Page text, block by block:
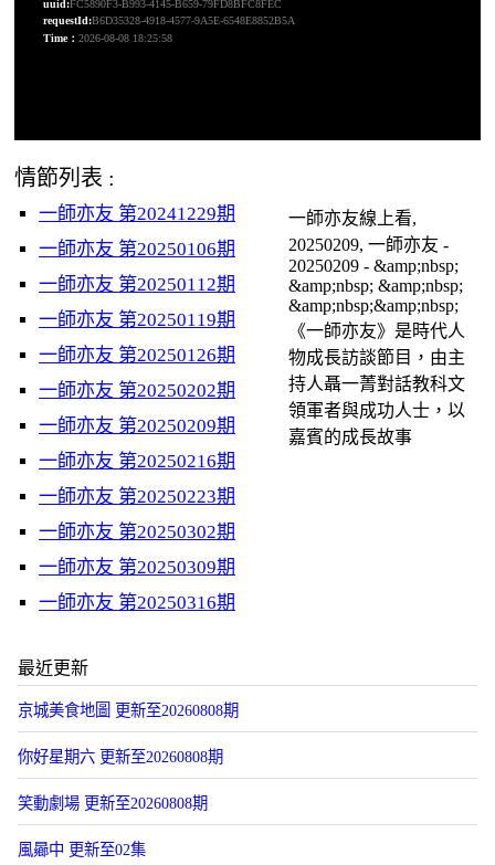
情節列表 :
一師亦友 第20241229期
一師亦友 第20250106期
一師亦友 第20250112期
一師亦友 第20250119期
一師亦友 第20250126期
一師亦友 第20250202期
一師亦友 第20250209期
一師亦友 第20250216期
一師亦友 第20250223期
一師亦友 第20250302期
一師亦友 第20250309期
一師亦友 第20250316期
一師亦友線上看,
20250209, 一師亦友 -
20250209 - &amp;nbsp;
&amp;nbsp; &amp;nbsp;
&amp;nbsp;&amp;nbsp;
《一師亦友》是時代人
物成長訪談節目，由主
持人聶一菁對話教科文
領軍者與成功人士，以
嘉賓的成長故事
最近更新
京城美食地圖 更新至20260808期
你好星期六 更新至20260808期
笑動劇場 更新至20260808期
風曏中 更新至02集